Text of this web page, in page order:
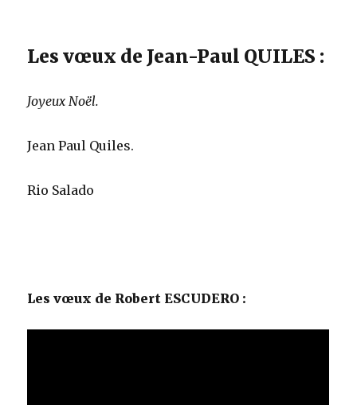
Les vœux de Jean-Paul QUILES :
Joyeux Noël.
Jean Paul Quiles.
Rio Salado
Les vœux de Robert ESCUDERO :